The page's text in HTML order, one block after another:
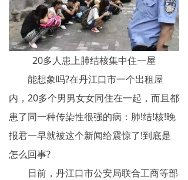
传销的种类
南派传销
北派传销
精神传销
求助专区
大学生专栏
20多人患上肺结核集中住一屋
能想象吗?在丹江口市一个出租屋
内，20多个男男女女同住在一起，而且都
患了同一种传染性很强的病：肺!结!核!晚
报君一早就被这个新闻给震惊了!到底是
怎么回事?
日前，丹江口市公安局联合工商等部